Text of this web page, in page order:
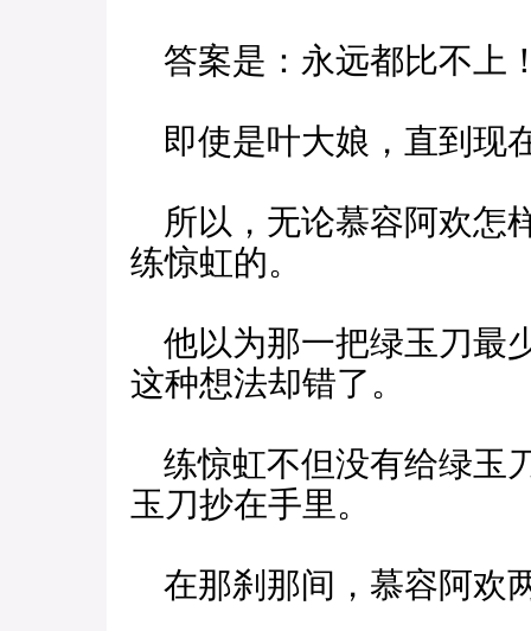
答案是：永远都比不上
即使是叶大娘，直到现
所以，无论慕容阿欢怎
练惊虹的。
他以为那一把绿玉刀最
这种想法却错了。
练惊虹不但没有给绿玉
玉刀抄在手里。
在那刹那间，慕容阿欢